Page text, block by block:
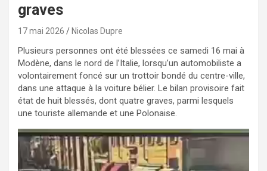
graves
17 mai 2026 Nicolas Dupre
Plusieurs personnes ont été blessées ce samedi 16 mai à
Modène, dans le nord de l’Italie, lorsqu’un automobiliste a
volontairement foncé sur un trottoir bondé du centre-ville,
dans une attaque à la voiture bélier. Le bilan provisoire fait
état de huit blessés, dont quatre graves, parmi lesquels
une touriste allemande et une Polonaise.